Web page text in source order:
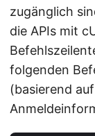
zugänglich
die APIs mit
folgenden
(basierend